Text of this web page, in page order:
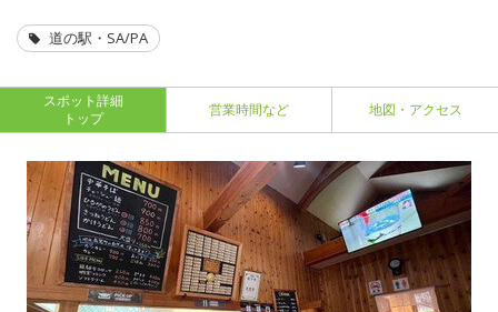
道の駅・SA/PA
スポット詳細
トップ
営業時間など 地図・アクセス